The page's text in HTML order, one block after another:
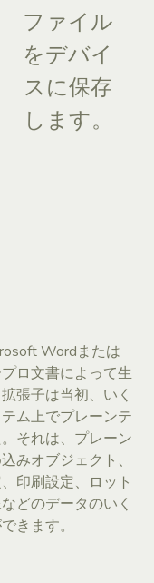
ファイル
をデバイ
スに保存
します。
Wordまたは
ロ文書によって生
張子は当初、いく
ム上でプレーンテ
それは、プレーン
みオブジェクト、
印刷設定、ロット
どのデータのいく
きます。